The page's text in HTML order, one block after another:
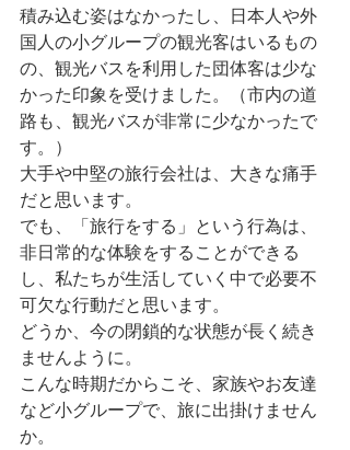
積み込む姿はなかったし、日本人や外
国人の小グループの観光客はいるもの
の、観光バスを利用した団体客は少な
かった印象を受けました。（市内の道
路も、観光バスが非常に少なかったで
す。）
大手や中堅の旅行会社は、大きな痛手
だと思います。
でも、「旅行をする」という行為は、
非日常的な体験をすることができる
し、私たちが生活していく中で必要不
可欠な行動だと思います。
どうか、今の閉鎖的な状態が長く続き
ませんように。
こんな時期だからこそ、家族やお友達
など小グループで、旅に出掛けません
か。